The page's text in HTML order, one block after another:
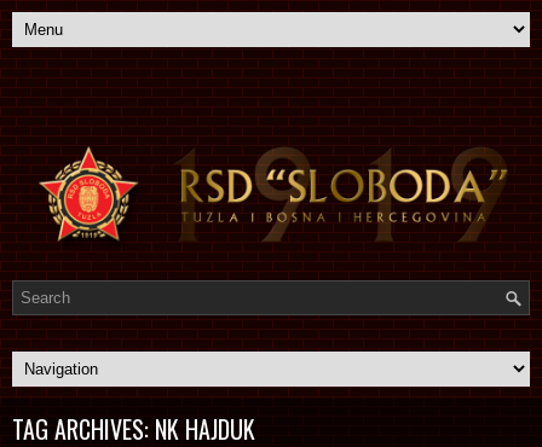
TAG ARCHIVES: NK HAJDUK